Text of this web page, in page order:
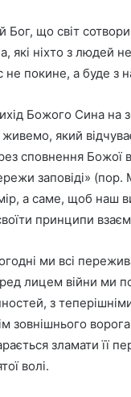
Бог, що світ
які ніхто з людей
не покине, а буде з
Божого Сина на
який
сповнення Божої
заповіді»
а саме, щоб наш
принципи
ми всі
лицем війни ми
з
зовнішнього
зламати її
волі.